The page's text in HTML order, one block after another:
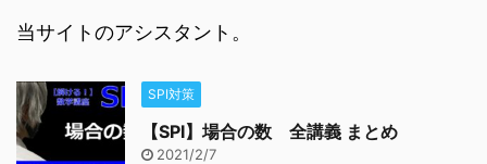
当サイトのアシスタント。
SPI対策
【SPI】場合の数 全講義 まとめ
2021/2/7